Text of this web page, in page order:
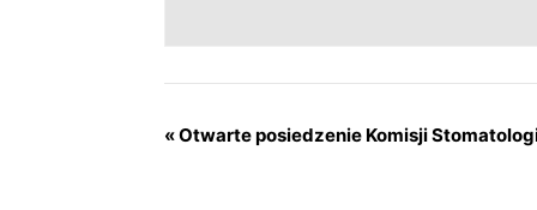
«Otwarte posiedzenie Komisji